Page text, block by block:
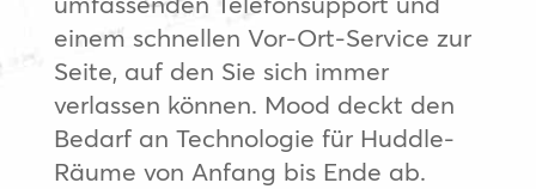
einem schnellen Vor-Ort-Service zur
Seite, auf den Sie sich immer
verlassen können. Mood deckt den
Bedarf an Technologie für Huddle-
Räume von Anfang bis Ende ab.